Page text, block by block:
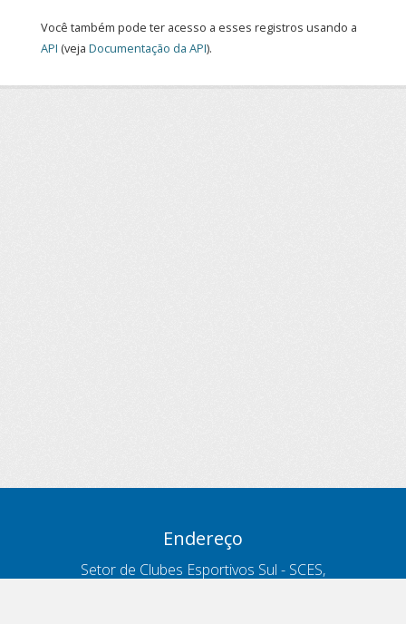
Você também pode ter acesso a esses registros usando a
API (veja Documentação da API).
Endereço
Setor de Clubes Esportivos Sul - SCES,